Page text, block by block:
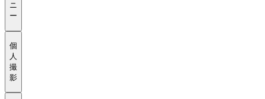
ニ
ー
個
人
撮
影